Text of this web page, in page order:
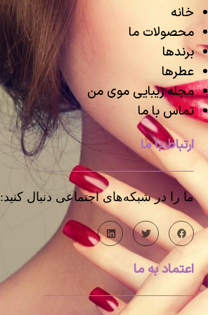
خانه
محصولات ما
برندها
عطرها
مجله زیبایی موی من
تماس با ما
ارتباط با ما
ما را در شبکه‌های اجتماعی دنبال کنید:
اعتماد به ما